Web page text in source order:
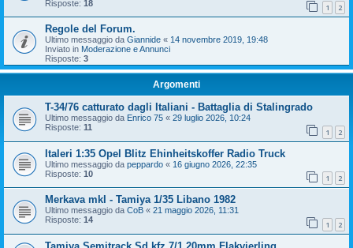
Risposte: 18 1 2
Regole del Forum.
Ultimo messaggio da Giannide « 14 novembre 2019, 19:48
Inviato in Moderazione e Annunci
Risposte: 3
Argomenti
T-34/76 catturato dagli Italiani - Battaglia di Stalingrado
Ultimo messaggio da Enrico 75 « 29 luglio 2026, 10:24
Risposte: 11 1 2
Italeri 1:35 Opel Blitz Ehinheitskoffer Radio Truck
Ultimo messaggio da peppardo « 16 giugno 2026, 22:35
Risposte: 10 1 2
Merkava mkI - Tamiya 1/35 Libano 1982
Ultimo messaggio da CoB « 21 maggio 2026, 11:31
Risposte: 14 1 2